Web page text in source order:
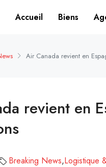
Accueil Biens
Air Canada revient en
revient en
Breaking News,Logistique